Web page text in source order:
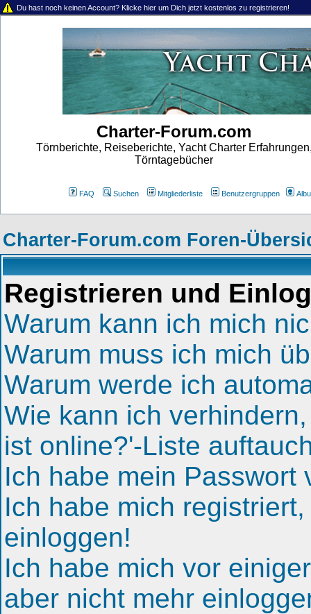
Du hast noch keinen Account? Klicke hier um Dich jetzt kostenlos zu registrieren!
Charter-Forum.com
Törnberichte, Reiseberichte, Yacht Charter
Törntagebücher
FAQ Suchen Mitgliederliste Benutzergruppen
Charter-Forum.com Foren-
Registrieren und
Warum kann ich mich
Warum muss ich mich
Warum werde ich
Wie kann ich
ist online?'-Liste
Ich habe mein Passwort
Ich habe mich
einloggen!
Ich habe mich vor
aber nicht mehr